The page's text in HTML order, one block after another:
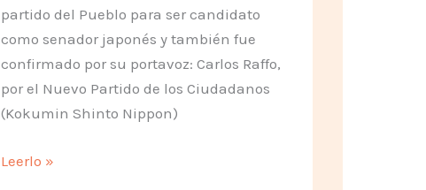
partido del Pueblo para ser candidato
como senador japonés y también fue
confirmado por su portavoz: Carlos Raffo,
por el Nuevo Partido de los Ciudadanos
(Kokumin Shinto Nippon)
Doble
Leerlo »